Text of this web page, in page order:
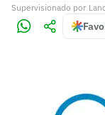
Supervisionado por